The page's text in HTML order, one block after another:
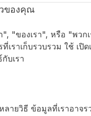
ของคุณ
", "ของเรา", หรือ "พว
เราเก็บรวบรวม ใช้ เ
บเรา
ายวิธี ข้อมูลที่เราอาจร